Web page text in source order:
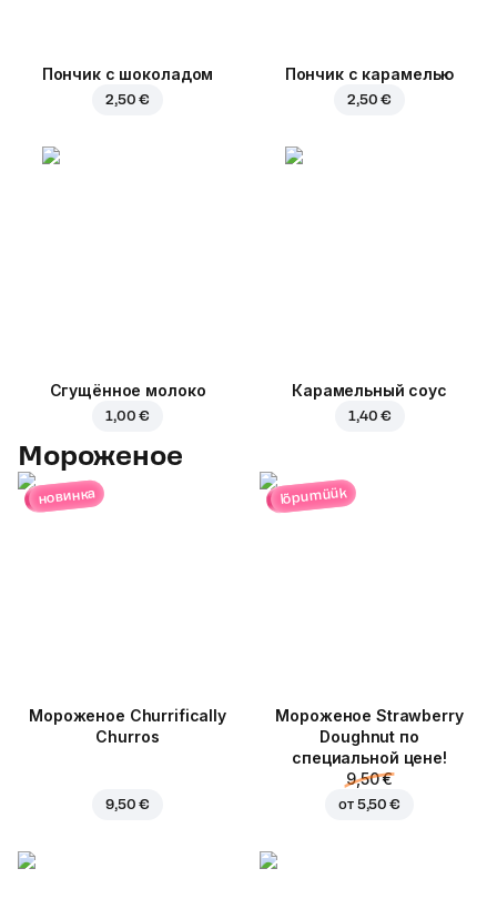
Пончик с шоколадом
2,50 €
Пончик с карамелью
2,50 €
Сгущённое молоко
1,00 €
Карамельный соус
1,40 €
Мороженое
новинка
Мороженое Churrifically
Churros
9,50 €
lõpumüük
Мороженое Strawberry
Doughnut по
специальной цене!
9,50 €
от 5,50 €